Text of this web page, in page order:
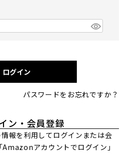
ログイン
パスワードをお忘れですか？
ン・会員登録
報を利用してログインまたは会
アカウントでログイン」